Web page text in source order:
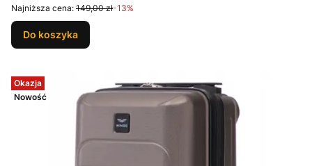
Najniższa cena: 149,00 zł-13%
Do koszyka
Okazja
Nowość